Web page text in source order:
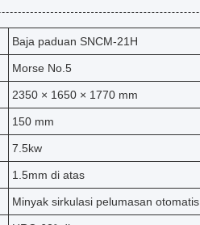
Baja paduan SNCM-21H
Morse No.5
2350 × 1650 × 1770 mm
150 mm
7.5kw
1.5mm di atas
Minyak sirkulasi pelumasan otomatis